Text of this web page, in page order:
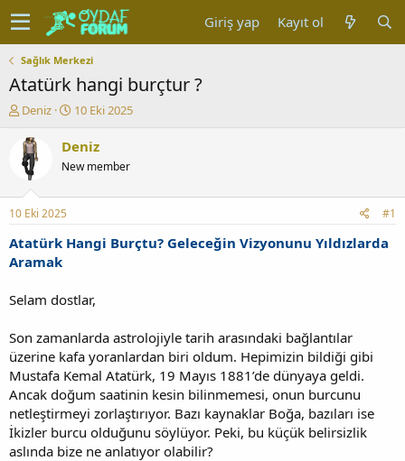
Giriş yap Kayıt ol
Sağlık Merkezi
Atatürk hangi burçtur ?
K
n
u
y
b
a
ş
a
a
Deniz
B
ş
a
ç
i
i
10 Eki 2025
Deniz
New member
10 Eki 2025 #1
Atatürk Hangi Burçtu? Geleceğin Vizyonunu Yıldızlarda
Aramak
Selam dostlar,
Son zamanlarda astrolojiyle tarih arasındaki bağlantılar
üzerine kafa yoranlardan biri oldum. Hepimizin bildiği gibi
Mustafa Kemal Atatürk, 19 Mayıs 1881’de dünyaya geldi.
Ancak doğum saatinin kesin bilinmemesi, onun burcunu
netleştirmeyi zorlaştırıyor. Bazı kaynaklar Boğa, bazıları ise
İkizler burcu olduğunu söylüyor. Peki, bu küçük belirsizlik
aslında bize ne anlatıyor olabilir?